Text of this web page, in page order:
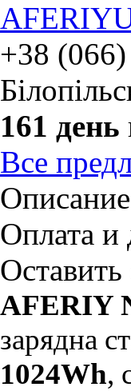
+38
161 день
Все
Описание
Оплата и
Оставить
AFERIY
зарядна
1024Wh,